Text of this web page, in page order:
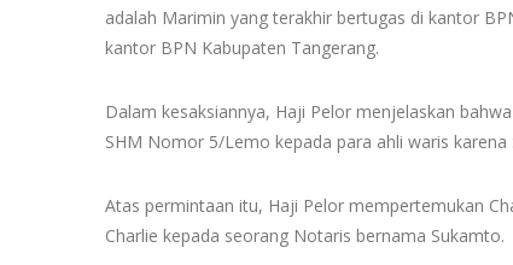
adalah Marimin yang terakhir bertugas di kantor
kantor BPN Kabupaten Tangerang.
Dalam kesaksiannya, Haji Pelor menjelaskan
SHM Nomor 5/Lemo kepada para ahli waris
Atas permintaan itu, Haji Pelor mempertemukan
Charlie kepada seorang Notaris bernama Sukamto.